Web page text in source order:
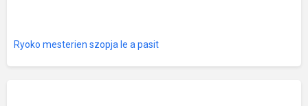
Ryoko mesterien szopja le a pasit